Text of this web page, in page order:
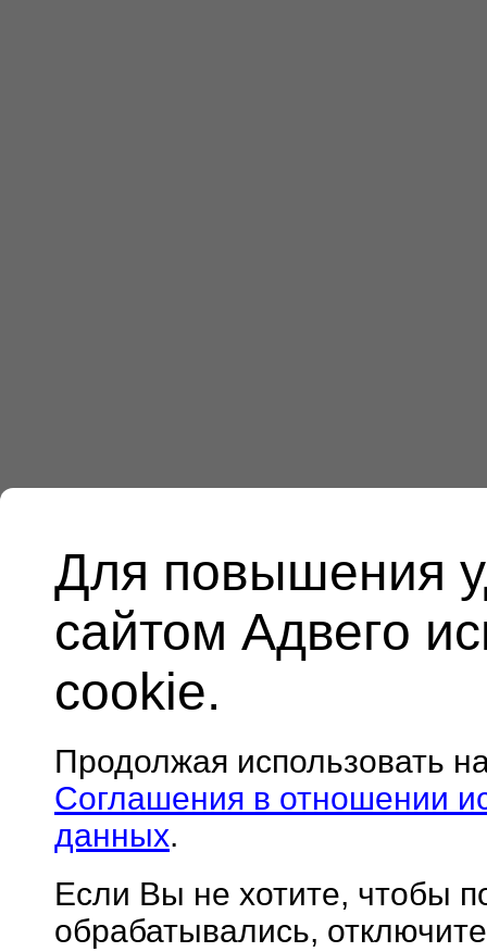
Для повышения
сайтом Адвего
cookie.
Продолжая использовать
Соглашения в отношении
данных.
Если Вы не хотите, чтобы
обрабатывались,